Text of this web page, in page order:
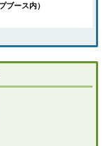
ブース内）